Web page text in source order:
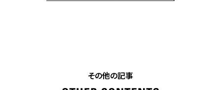
その他の記事